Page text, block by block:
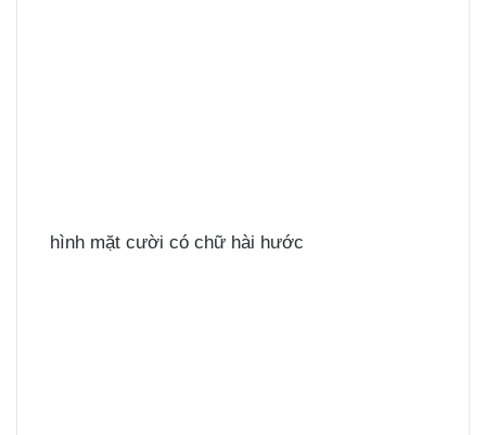
hình mặt cười có chữ hài hước